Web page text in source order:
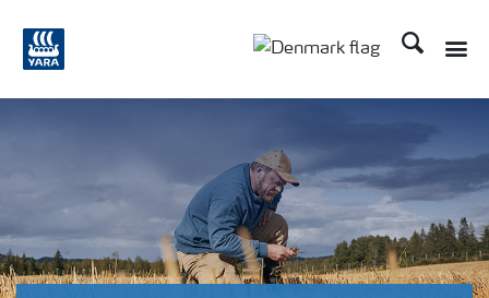
Søg